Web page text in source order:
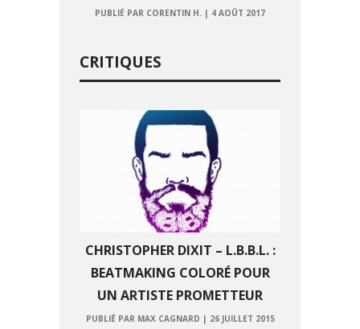
PUBLIÉ PAR CORENTIN H. | 4 AOÛT 2017
CRITIQUES
CHRISTOPHER DIXIT – L.B.B.L. :
BEATMAKING COLORÉ POUR
UN ARTISTE PROMETTEUR
PUBLIÉ PAR MAX CAGNARD | 26 JUILLET 2015